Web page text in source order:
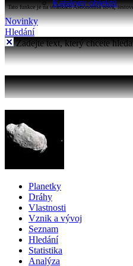
Katalogy objektů
Tato funkce je na stránkách Astronomia nová,
Novinky
Hledání
Zadejte text, který chcete
Planetky
Dráhy
Vlastnosti
Vznik a vývoj
Seznam
Hledání
Statistika
Analýza